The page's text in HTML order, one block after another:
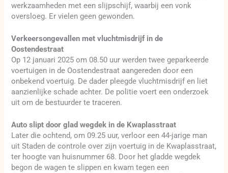
werkzaamheden met een slijpschijf, waarbij een vonk
oversloeg. Er vielen geen gewonden.
Verkeersongevallen met vluchtmisdrijf in de
Oostendestraat
Op 12 januari 2025 om 08.50 uur werden twee geparkeerde
voertuigen in de Oostendestraat aangereden door een
onbekend voertuig. De dader pleegde vluchtmisdrijf en liet
aanzienlijke schade achter. De politie voert een onderzoek
uit om de bestuurder te traceren.
Auto slipt door glad wegdek in de Kwaplasstraat
Later die ochtend, om 09.25 uur, verloor een 44-jarige man
uit Staden de controle over zijn voertuig in de Kwaplasstraat,
ter hoogte van huisnummer 68. Door het gladde wegdek
begon de wagen te slippen en kwam tegen een